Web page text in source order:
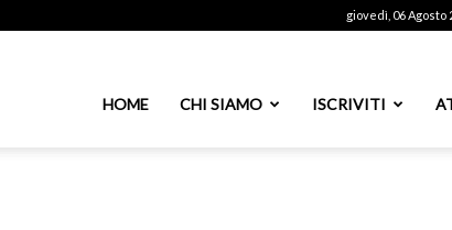
giovedì, 06 Agosto
HOME CHI SIAMO ISCRIVITI